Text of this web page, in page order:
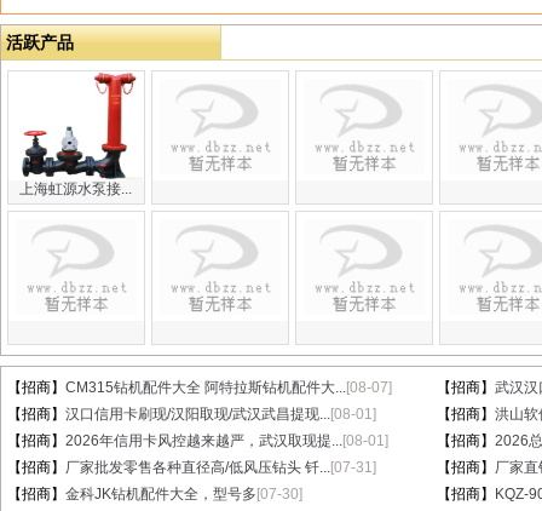
活跃产品
上海虹源水泵接...
【招商】 CM315钻机配件大全 阿特拉斯钻机配件大...[08-07] 【招商】 武汉汉
【招商】 汉口信用卡刷现/汉阳取现/武汉武昌提现...[08-01] 【招商】 洪山
【招商】 2026年信用卡风控越来越严，武汉取现提...[08-01] 【招商】 2026
【招商】 厂家批发零售各种直径高/低风压钻头 钎...[07-31] 【招商】 厂家
【招商】 金科JK钻机配件大全，型号多 [07-30] 【招商】
KQZ-